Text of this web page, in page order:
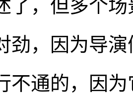
了，但多个
劲，因为导
不通的，因